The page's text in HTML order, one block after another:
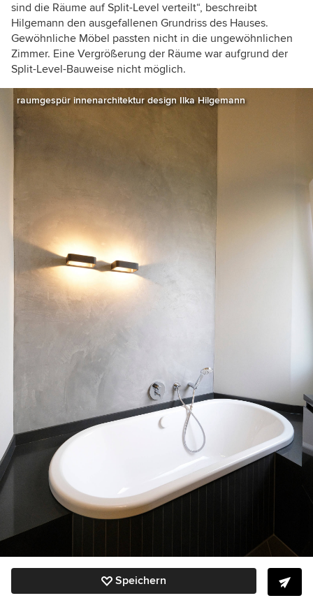
sind die Räume auf Split-Level verteilt“, beschreibt
Hilgemann den ausgefallenen Grundriss des Hauses.
Gewöhnliche Möbel passten nicht in die ungewöhnlichen
Zimmer. Eine Vergrößerung der Räume war aufgrund der
Split-Level-Bauweise nicht möglich.
raumgespür innenarchitektur design Ilka Hilgemann
Speichern